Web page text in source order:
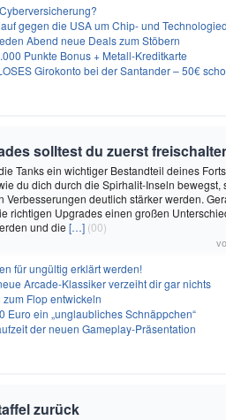
gegen die USA um Chip- und
Abend neue Deals zum Stöbern
Punkte Bonus + Metall-Kreditkarte
Girokonto bei der Santander – 50€ schon nach
solltest du zuerst
Tanks ein wichtiger Bestandteil deines
du dich durch die Spirhalit-Inseln bewegst,
Verbesserungen deutlich stärker werden.
richtigen Upgrades einen großen
und die […] (00)
für ungültig erklärt werden!
Arcade-Klassiker verzeiht dir gar nichts
Flop entwickeln
Euro ein „unglaubliches Schnäppchen“
der neuen Gameplay-Präsentation
zurück